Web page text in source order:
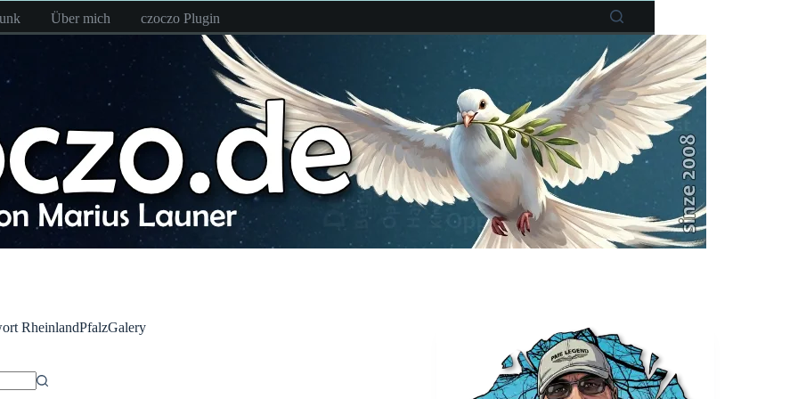
Über mich czoczo Plugin
RheinlandPfalzGalery